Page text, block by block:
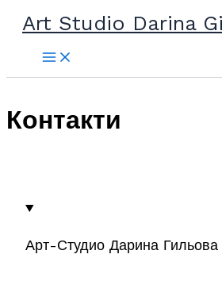
Прескочи
съдържанието
Art Studio Darina
Контакти
Арт-Студио Дарина Гильова